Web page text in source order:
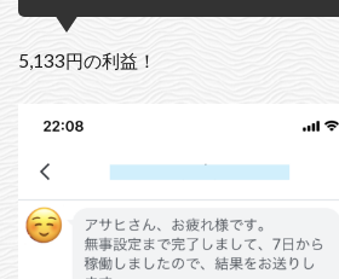
5,133円の利益！